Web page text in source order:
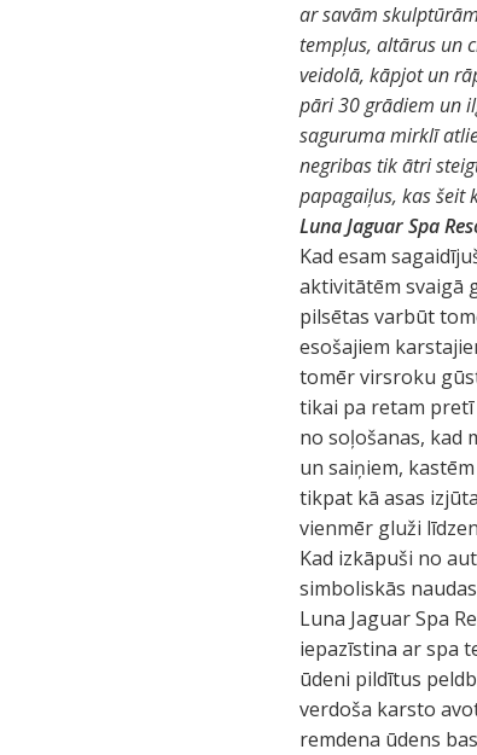
ar savām
tempļus, altārus un
veidolā, kāpjot un
pāri 30 grādiem un
saguruma mirklī
negribas tik ātri
papagaiļus, kas šeit
Luna Jaguar Spa
Kad esam
aktivitātēm svaigā
pilsētas varbūt
esošajiem
tomēr virsroku
tikai pa retam pretī
no soļošanas, kad
un saiņiem,
tikpat kā asas
vienmēr gluži
Kad izkāpuši no
simboliskās
Luna Jaguar Spa
iepazīstina ar spa
ūdeni pildītus
verdoša karsto
remdena ūdens